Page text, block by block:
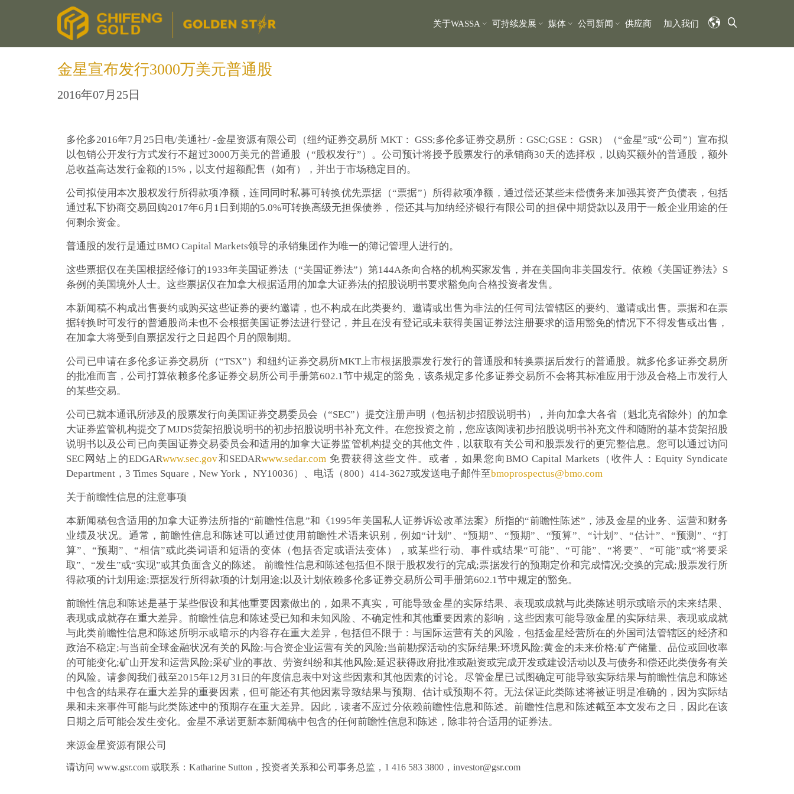
关于WASSA 可持续发展 媒体 公司新闻 供应商 加入我们
金星宣布发行3000万美元普通股
2016年07月25日
多伦多2016年7月25日电/美通社/ -金星资源有限公司（纽约证券交易所 MKT： GSS;多伦多证券交易所：GSC;GSE： GSR）（“金星”或“公司”）宣布拟
以包销公开发行方式发行不超过3000万美元的普通股（“股权发行”）。公司预计将授予股票发行的承销商30天的选择权，以购买额外的普通股，额外
总收益高达发行金额的15%，以支付超额配售（如有），并出于市场稳定目的。
公司拟使用本次股权发行所得款项净额，连同同时私募可转换优先票据（“票据”）所得款项净额，通过偿还某些未偿债务来加强其资产负债表，包括
通过私下协商交易回购2017年6月1日到期的5.0%可转换高级无担保债券， 偿还其与加纳经济银行有限公司的担保中期贷款以及用于一般企业用途的任
何剩余资金。
普通股的发行是通过BMO Capital Markets领导的承销集团作为唯一的簿记管理人进行的。
这些票据仅在美国根据经修订的1933年美国证券法（“美国证券法”）第144A条向合格的机构买家发售，并在美国向非美国发行。依赖《美国证券法》S
条例的美国境外人士。这些票据仅在加拿大根据适用的加拿大证券法的招股说明书要求豁免向合格投资者发售。
本新闻稿不构成出售要约或购买这些证券的要约邀请，也不构成在此类要约、邀请或出售为非法的任何司法管辖区的要约、邀请或出售。票据和在票
据转换时可发行的普通股尚未也不会根据美国证券法进行登记，并且在没有登记或未获得美国证券法注册要求的适用豁免的情况下不得发售或出售，
在加拿大将受到自票据发行之日起四个月的限制期。
公司已申请在多伦多证券交易所（“TSX”）和纽约证券交易所MKT上市根据股票发行发行的普通股和转换票据后发行的普通股。就多伦多证券交易所
的批准而言，公司打算依赖多伦多证券交易所公司手册第602.1节中规定的豁免，该条规定多伦多证券交易所不会将其标准应用于涉及合格上市发行人
的某些交易。
公司已就本通讯所涉及的股票发行向美国证券交易委员会（“SEC”）提交注册声明（包括初步招股说明书），并向加拿大各省（魁北克省除外）的加拿
大证券监管机构提交了MJDS货架招股说明书的初步招股说明书补充文件。在您投资之前，您应该阅读初步招股说明书补充文件和随附的基本货架招股
说明书以及公司已向美国证券交易委员会和适用的加拿大证券监管机构提交的其他文件，以获取有关公司和股票发行的更完整信息。您可以通过访问
SEC网站上的EDGARwww.sec.gov和SEDARwww.sedar.com 免费获得这些文件。或者，如果您向BMO Capital Markets（收件人：Equity Syndicate
Department，3 Times Square，New York， NY10036）、电话（800）414-3627或发送电子邮件至bmoprospectus@bmo.com
关于前瞻性信息的注意事项
本新闻稿包含适用的加拿大证券法所指的“前瞻性信息”和《1995年美国私人证券诉讼改革法案》所指的“前瞻性陈述”，涉及金星的业务、运营和财务
业绩及状况。通常，前瞻性信息和陈述可以通过使用前瞻性术语来识别，例如“计划”、“预期”、“预期”、“预算”、“计划”、“估计”、“预测”、“打
算”、“预期”、“相信”或此类词语和短语的变体（包括否定或语法变体），或某些行动、事件或结果“可能”、“可能”、“将要”、“可能”或“将要采
取”、“发生”或“实现”或其负面含义的陈述。 前瞻性信息和陈述包括但不限于股权发行的完成;票据发行的预期定价和完成情况;交换的完成;股票发行所
得款项的计划用途;票据发行所得款项的计划用途;以及计划依赖多伦多证券交易所公司手册第602.1节中规定的豁免。
前瞻性信息和陈述是基于某些假设和其他重要因素做出的，如果不真实，可能导致金星的实际结果、表现或成就与此类陈述明示或暗示的未来结果、
表现或成就存在重大差异。前瞻性信息和陈述受已知和未知风险、不确定性和其他重要因素的影响，这些因素可能导致金星的实际结果、表现或成就
与此类前瞻性信息和陈述所明示或暗示的内容存在重大差异，包括但不限于：与国际运营有关的风险，包括金星经营所在的外国司法管辖区的经济和
政治不稳定;与当前全球金融状况有关的风险;与合资企业运营有关的风险;当前勘探活动的实际结果;环境风险;黄金的未来价格;矿产储量、品位或回收率
的可能变化;矿山开发和运营风险;采矿业的事故、劳资纠纷和其他风险;延迟获得政府批准或融资或完成开发或建设活动以及与债务和偿还此类债务有关
的风险。请参阅我们截至2015年12月31日的年度信息表中对这些因素和其他因素的讨论。尽管金星已试图确定可能导致实际结果与前瞻性信息和陈述
中包含的结果存在重大差异的重要因素，但可能还有其他因素导致结果与预期、估计或预期不符。无法保证此类陈述将被证明是准确的，因为实际结
果和未来事件可能与此类陈述中的预期存在重大差异。因此，读者不应过分依赖前瞻性信息和陈述。前瞻性信息和陈述截至本文发布之日，因此在该
日期之后可能会发生变化。金星不承诺更新本新闻稿中包含的任何前瞻性信息和陈述，除非符合适用的证券法。
来源金星资源有限公司
请访问 www.gsr.com 或联系：Katharine Sutton，投资者关系和公司事务总监，1 416 583 3800，investor@gsr.com